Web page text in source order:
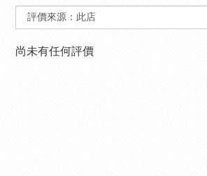
尚未有任何評價